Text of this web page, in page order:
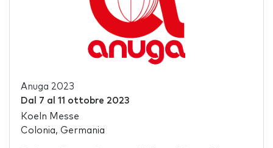
Anuga 2023
Dal 7 al 11 ottobre 2023
Koeln Messe
Colonia, Germania